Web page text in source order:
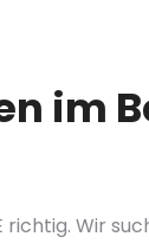
im
richtig. Wir